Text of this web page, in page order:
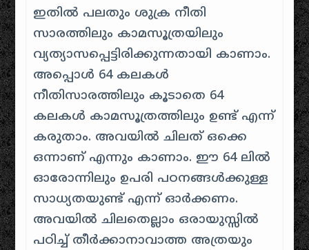
ഇതിൽ പലതും ശുക്ര നീതി
സാരത്തിലും കാമസൂത്രയിലും
വ്യത്യാസപ്പെട്ടിരിക്കുന്നതായി കാണാം.
അപ്പൊൾ 64 കലകൾ
നീതിസാരത്തിലും കൂടാതെ 64
കലകൾ കാമസൂത്രത്തിലും ഉണ്ട് എന്ന്
കരുതാം. അവയിൽ ചിലത് ഒക്കെ
ഒന്നാണ് എന്നും കാണാം. ഈ 64 ലിൽ
ഓരോന്നിലും ഉപരി പഠനങ്ങൾക്കുള്ള
സാധ്യതയുണ്ട് എന്ന് ഓർക്കണം.
അവയിൽ ചിലതെല്ലാം ഒരായുസ്സിൽ
പഠിച്ച് തീർക്കാനാവാത്ത അത്രയും